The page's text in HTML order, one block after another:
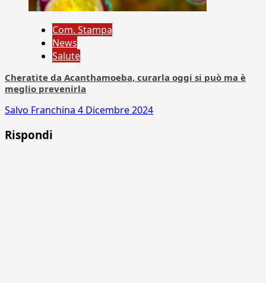
Com. Stampa
News
Salute
Cheratite da Acanthamoeba, curarla oggi si può ma è
meglio prevenirla
Salvo Franchina 4 Dicembre 2024
Rispondi